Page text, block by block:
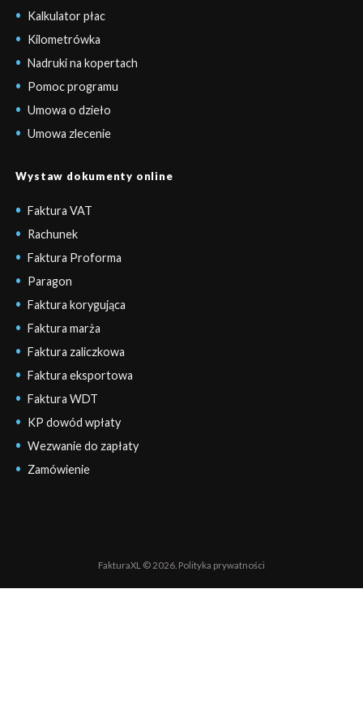
Kalkulator płac
Kilometrówka
Nadruki na kopertach
Pomoc programu
Umowa o dzieło
Umowa zlecenie
Wystaw dokumenty online
Faktura VAT
Rachunek
Faktura Proforma
Paragon
Faktura korygująca
Faktura marża
Faktura zaliczkowa
Faktura eksportowa
Faktura WDT
KP dowód wpłaty
Wezwanie do zapłaty
Zamówienie
FakturaXL © 2026. Polityka prywatności